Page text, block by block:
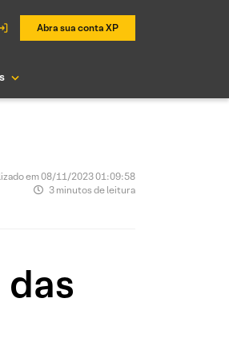
Abra sua conta XP
em 08/11/2023 01:09:58
3 minutos de leitura